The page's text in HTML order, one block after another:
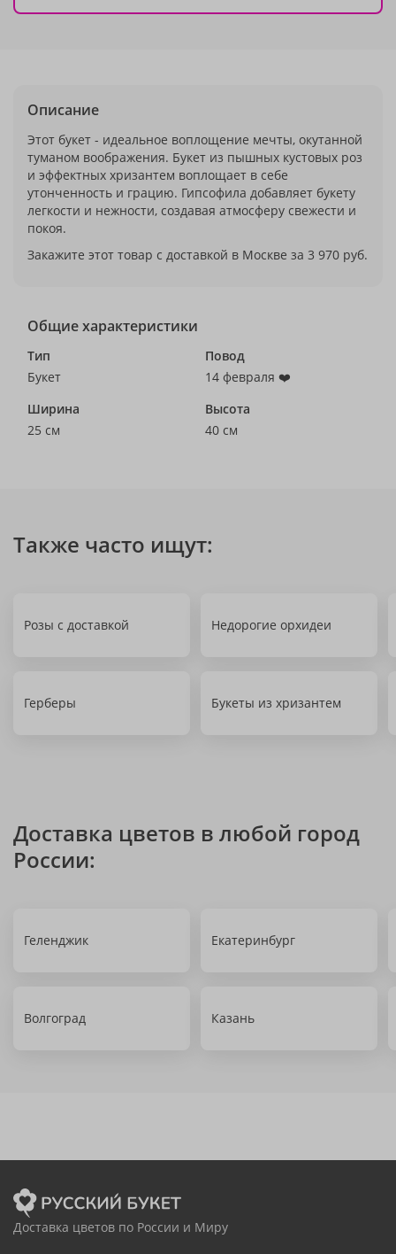
Описание
Этот букет - идеальное воплощение мечты, окутанной
туманом воображения. Букет из пышных кустовых роз
и эффектных хризантем воплощает в себе
утонченность и грацию. Гипсофила добавляет букету
легкости и нежности, создавая атмосферу свежести и
покоя.
Закажите этот товар с доставкой в Москве за 3 970 руб.
Общие характеристики
Тип
Букет
Повод
14 февраля ❤️
Ширина
25 см
Высота
40 см
Также часто ищут:
Розы с доставкой Недорогие орхидеи
Герберы Букеты из хризантем
Доставка цветов в любой город
России:
Геленджик Екатеринбург
Волгоград Казань
Доставка цветов по России и Миру